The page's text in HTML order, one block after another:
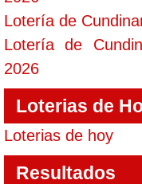
Lotería de
Lotería de
2026
Loterias de
Loterias de hoy
Resultados